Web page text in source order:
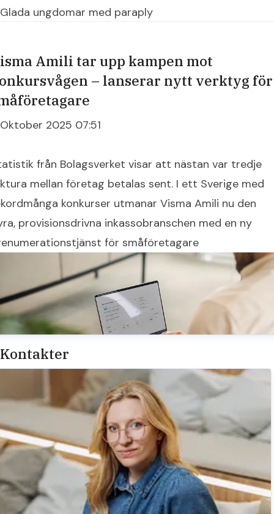
Amili tar upp kampen mot
– lanserar nytt verktyg för
2025 07:51
från Bolagsverket visar att nästan var tredje
mellan företag betalas sent. I ett Sverige med
konkurser utmanar Visma Amili nu den
provisionsdrivna inkassobranschen med en ny
för småföretagare
Kontakter